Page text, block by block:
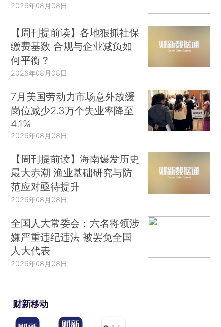
2026年08月08日
【周刊提前读】各地狠抓社保
缴费基数 合规与企业减负如
何平衡？
2026年08月08日
7月美国劳动力市场意外放缓
岗位减少2.3万个失业率降至
4.1%
2026年08月08日
【周刊提前读】海南爆发历史
最大赤潮 渔业基础研究与防
范应对亟待提升
2026年08月08日
全国人大常委会：六名将领涉
嫌严重违纪违法 被罢免全国
人大代表
2026年08月08日
财新移动